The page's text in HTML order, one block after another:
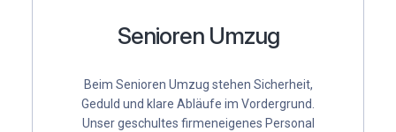
Senioren Umzug
Beim Senioren Umzug stehen Sicherheit,
Geduld und klare Abläufe im Vordergrund.
Unser geschultes firmeneigenes Personal